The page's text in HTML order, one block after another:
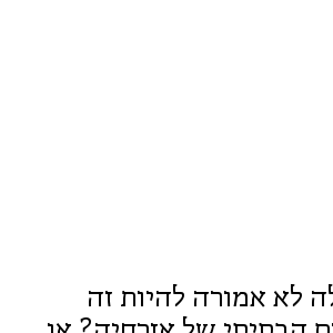
לא אמורה להיות זה